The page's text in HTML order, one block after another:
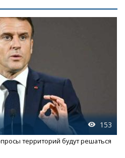
153
территорий будут решаться